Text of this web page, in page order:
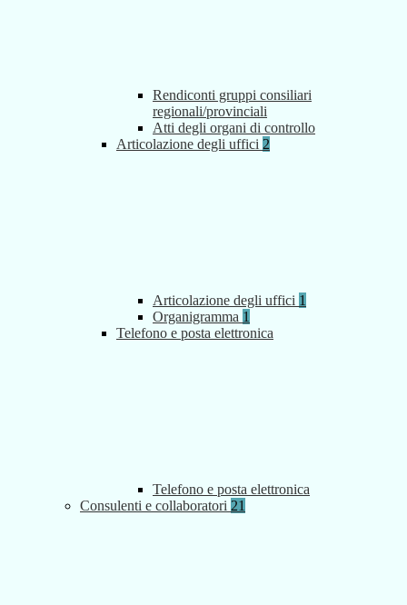
Rendiconti gruppi consiliari
regionali/provinciali
Atti degli organi di controllo
Articolazione degli uffici 2
Articolazione degli uffici 1
Organigramma 1
Telefono e posta elettronica
Telefono e posta elettronica
Consulenti e collaboratori 21